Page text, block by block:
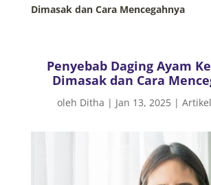
Dimasak dan Cara Mencegahnya
Penyebab Daging Ayam
Dimasak dan Cara
oleh Ditha | Jan 13, 2025| Artikel